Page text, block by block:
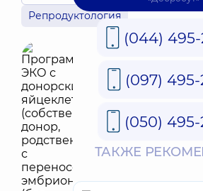
Репродуктология
(044)
(097)
(050)
ТАКЖЕ